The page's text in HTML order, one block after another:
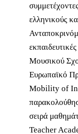
ελληνικούς
Μουσικού
Ευρωπαϊκό
Mobility of
σειρά
Teacher